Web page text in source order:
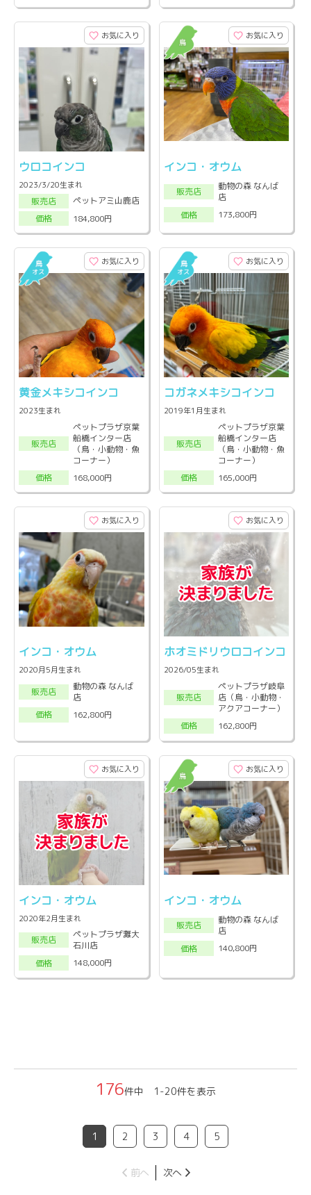
お気に入り
ウロコインコ
2023/3/20生まれ
販売店
ペットアミ山鹿店
価格
184,800円
お気に入り
インコ・オウム
販売店
動物の森 なんば
店
価格
173,800円
お気に入り
黄金メキシコインコ
2023生まれ
販売店
ペットプラザ京葉
船橋インター店
（鳥・小動物・魚
コーナー）
価格
168,000円
お気に入り
コガネメキシコインコ
2019年1月生まれ
販売店
ペットプラザ京葉
船橋インター店
（鳥・小動物・魚
コーナー）
価格
165,000円
お気に入り
インコ・オウム
2020月5月生まれ
販売店
動物の森 なんば
店
価格
162,800円
お気に入り
ホオミドリウロコインコ
2026/05生まれ
販売店
ペットプラザ岐阜
店（鳥・小動物・
アクアコーナー）
価格
162,800円
お気に入り
インコ・オウム
2020年2月生まれ
販売店
ペットプラザ灘大
石川店
価格
148,000円
お気に入り
インコ・オウム
販売店
動物の森 なんば
店
価格
140,800円
176件中 1-20件を表示
1 2 3 4 5
前へ 次へ